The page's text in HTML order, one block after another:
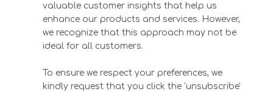
valuable customer insights that help us
enhance our products and services. However,
we recognize that this approach may not be
ideal for all customers.
To ensure we respect your preferences, we
kindly request that you click the 'unsubscribe'